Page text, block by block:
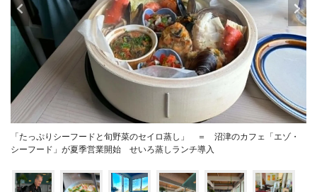
「たっぷりシーフードと旬野菜のセイロ蒸し」 ＝ 沼津のカフェ「エゾ・
シーフード」が夏季営業開始 せいろ蒸しランチ導入